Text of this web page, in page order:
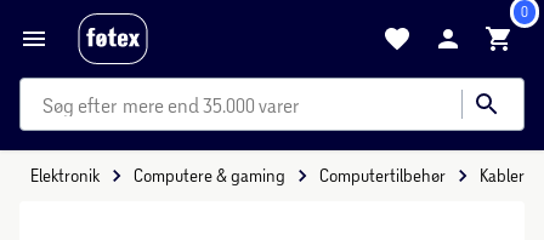
0
mere end 35.000 varer
Elektronik Computere & gaming Computertilbehør Kabler